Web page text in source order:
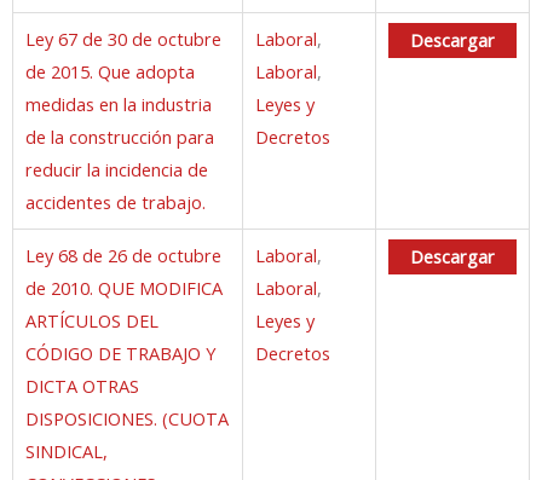
Ley 67 de 30 de octubre
de 2015. Que adopta
medidas en la industria
de la construcción para
reducir la incidencia de
accidentes de trabajo.
Laboral,
Laboral,
Leyes y
Decretos
Descargar
Ley 68 de 26 de octubre
de 2010. QUE MODIFICA
ARTÍCULOS DEL
CÓDIGO DE TRABAJO Y
DICTA OTRAS
DISPOSICIONES. (CUOTA
SINDICAL,
Laboral,
Laboral,
Leyes y
Decretos
Descargar